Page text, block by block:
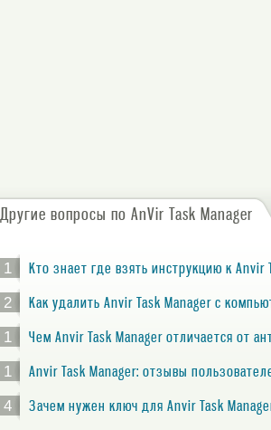
Другие вопросы по AnVir Task Manager
1
Кто знает где взять инструкцию к Anvir
2
Как удалить Anvir Task Manager с
1
Чем Anvir Task Manager отличается от
1
Anvir Task Manager: отзывы
4
Зачем нужен ключ для Anvir Task